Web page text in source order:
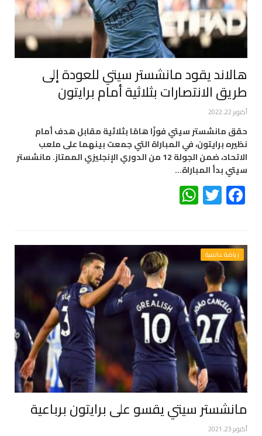
هالاند يقود مانشستر سيتي للعودة إلى
طريق الانتصارات بثلاثية أمام برايتون
أكتوبر 22, 2022
حقق مانشستر سيتي فوزًا هامًا بثلاثية مقابل هدف أمام
نظيره برايتون، في المباراة التي جمعت بينهما على ملعب
الاتحاد، ضمن الجولة 12 من الدوري الإنجليزي الممتاز. مانشستر
سيتي بدأ المباراة…
Facebook
Twitter
رياضة عالمية
مانشستر سيتي يقسو على برايتون برباعية
أكتوبر 23, 2021